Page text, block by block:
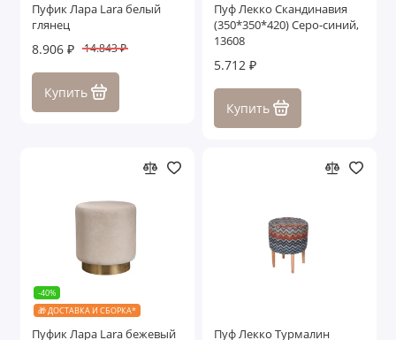
Пуфик Лара Lara белый
глянец
8.906 ₽ 14.843 ₽
Купить
Пуф Лекко Скандинавия
(350*350*420) Серо-синий,
13608
5.712 ₽
Купить
-40%
🎁 ДОСТАВКА И СБОРКА*
Пуфик Лара Lara бежевый
Пуф Лекко Турмалин